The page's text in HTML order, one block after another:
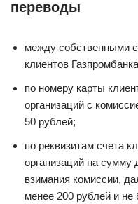
переводы
между собственными
клиентов
по номеру карты
организаций с
50 рублей;
по реквизитам счета
организаций на сумму
взимания комиссии,
менее 200 рублей и не